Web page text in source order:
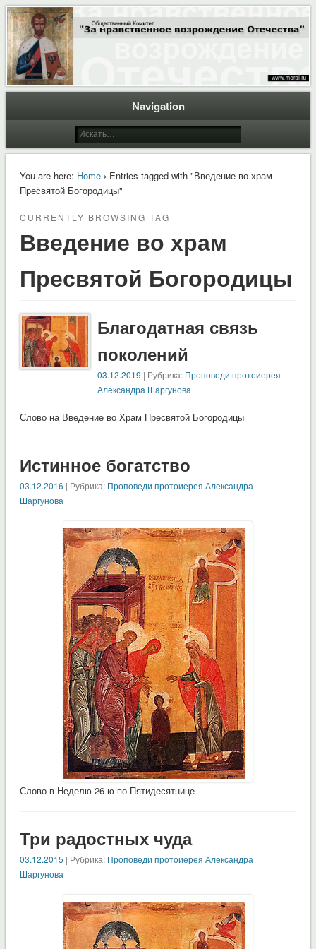
Moral.Ru
Общественный Комитет "За нравственное возрождение Отечества"
Navigation
You are here: Home› Entries tagged with "Введение во храм
Пресвятой Богородицы"
CURRENTLY BROWSING TAG
Введение во храм
Пресвятой Богородицы
Благодатная связь
поколений
03.12.2019 | Рубрика: Проповеди протоиерея
Александра Шаргунова
Слово на Введение во Храм Пресвятой Богородицы
Истинное богатство
03.12.2016 | Рубрика: Проповеди протоиерея Александра
Шаргунова
Слово в Неделю 26-ю по Пятидесятнице
Три радостных чуда
03.12.2015 | Рубрика: Проповеди протоиерея Александра
Шаргунова